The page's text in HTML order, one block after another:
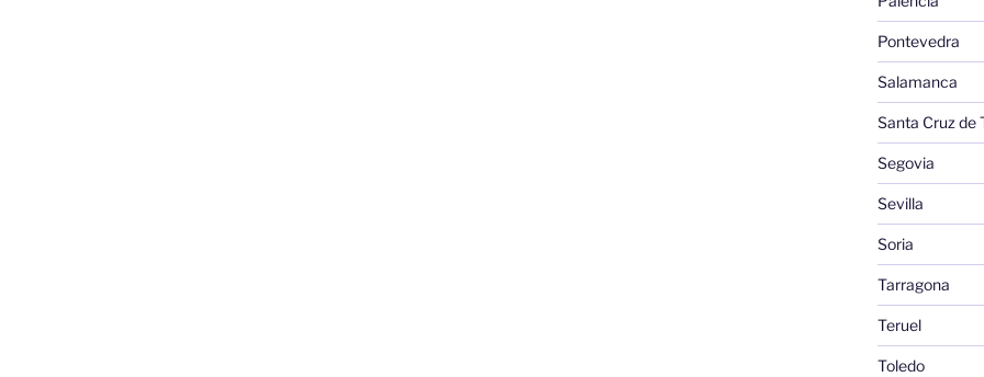
Pontevedra
Salamanca
Santa Cruz de
Segovia
Sevilla
Soria
Tarragona
Teruel
Toledo